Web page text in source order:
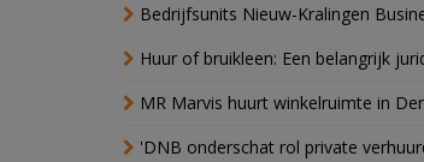
Bedrijfsunits Nieuw-Kralingen
Huur of bruikleen: Een belangrijk
MR Marvis huurt winkelruimte in
'DNB onderschat rol private